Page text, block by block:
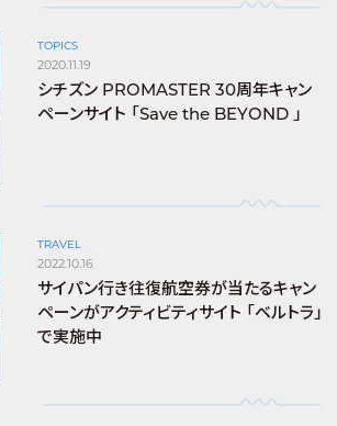
TOPICS
2020.11.19
シチズン PROMASTER 30周年キャン
ペーンサイト 「Save the BEYOND 」
TRAVEL
2022.10.16
サイパン行き往復航空券が当たるキャン
ペーンがアクティビティサイト 「ベルトラ」
で実施中